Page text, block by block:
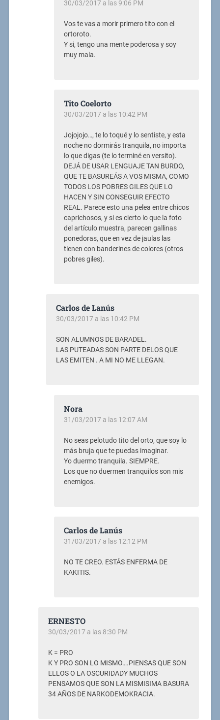
30/03/2017 a las 9:06 PM
Vos te vas a morir primero tito con el
ortoroto.
Y si, tengo una mente poderosa y soy
muy mala.
Tito Coelorto
30/03/2017 a las 10:42 PM
Jojojojo…, te lo toqué y lo sentiste, y esta
noche no dormirás tranquila, no importa
lo que digas (te lo terminé en versito).
DEJÁ DE USAR LENGUAJE TAN BURDO,
QUE TE BASUREÁS A VOS MISMA, COMO
TODOS LOS POBRES GILES QUE LO
HACEN Y SIN CONSEGUIR EFECTO
REAL. Parece esto una pelea entre chicos
caprichosos, y si es cierto lo que la foto
del artículo muestra, parecen gallinas
ponedoras, que en vez de jaulas las
tienen con banderines de colores (otros
pobres giles).
Carlos de Lanús
30/03/2017 a las 10:42 PM
SON ALUMNOS DE BARADEL.
LAS PUTEADAS SON PARTE DELOS QUE
LAS EMITEN . A MI NO ME LLEGAN.
Nora
31/03/2017 a las 12:07 AM
No seas pelotudo tito del orto, que soy lo
más bruja que te puedas imaginar.
Yo duermo tranquila. SIEMPRE.
Los que no duermen tranquilos son mis
enemigos.
Carlos de Lanús
31/03/2017 a las 12:12 PM
NO TE CREO. ESTÁS ENFERMA DE
KAKITIS.
ERNESTO
30/03/2017 a las 8:30 PM
K = PRO
K Y PRO SON LO MISMO….PIENSAS QUE SON
ELLOS O LA OSCURIDADY MUCHOS
PENSAMOS QUE SON LA MISMISIMA BASURA
34 AÑOS DE NARKODEMOKRACIA.